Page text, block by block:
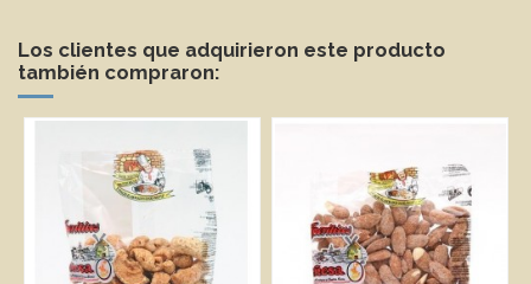
Los clientes que adquirieron este producto
también compraron: